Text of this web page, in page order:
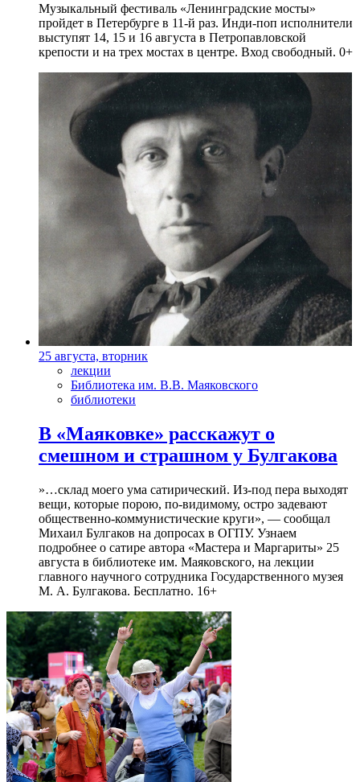
Музыкальный фестиваль «Ленинградские мосты»
пройдет в Петербурге в 11-й раз. Инди-поп исполнители
выступят 14, 15 и 16 августа в Петропавловской
крепости и на трех мостах в центре. Вход свободный. 0+
25 августа, вторник
лекции
Библиотека им. В.В. Маяковского
библиотеки
В «Маяковке» расскажут о
смешном и страшном у Булгакова
»…склад моего ума сатирический. Из-под пера выходят
вещи, которые порою, по-видимому, остро задевают
общественно-коммунистические круги», — сообщал
Михаил Булгаков на допросах в ОГПУ. Узнаем
подробнее о сатире автора «Мастера и Маргариты» 25
августа в библиотеке им. Маяковского, на лекции
главного научного сотрудника Государственного музея
М. А. Булгакова. Бесплатно. 16+